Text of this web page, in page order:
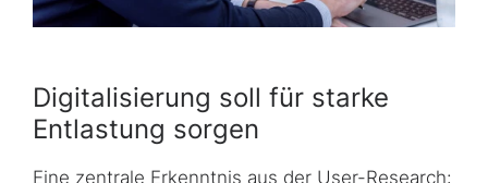
Digitalisierung soll für starke
Entlastung sorgen
Eine zentrale Erkenntnis aus der User-Research: